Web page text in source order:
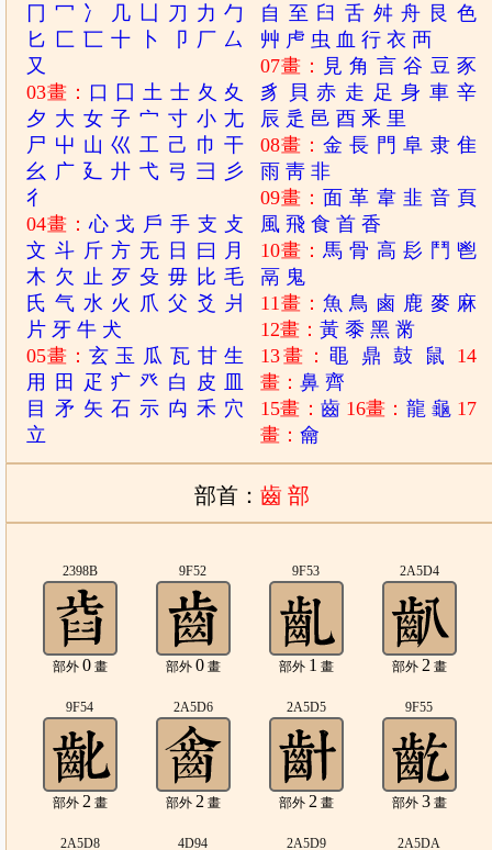
冂 冖 冫 几 刀 力 勹
匕 匚 匸 十 卜 卩 厂 厶
又
03畫： 口 囗 土 士 夂 夊
夕 大 女 子 宀 寸 小 尢
尸 屮 山 巛 工 己 巾 干
幺 广 廴 廾 弋 弓 彐 彡
彳
04畫：心 戈 戶 手 支 攴
文 斗 斤 方 无 日 曰
月
木 欠 止 歹 殳 毋 比 毛
氏 气 水 火 爪 父 爻 爿
片 牙 牛 犬
05畫： 玄 玉 瓜 瓦 甘 生
用
田 疋 疒 癶 白 皮 皿
目 矛 矢 石 示 禸 禾 穴
立
自 至 臼 舌 舛 舟 艮 色
艸 虍 虫 血 行 衣 襾
07畫： 見 角 言 谷 豆 豕
豸
貝 赤 走 足 身 車 辛
辰 辵 邑 酉 釆 里
08畫： 金 長 門 阜 隶 隹
雨 靑 非
09畫： 面 革 韋 韭 音 頁
風 飛 食 首 香
10畫： 馬 骨 高 髟 鬥 鬯
鬲 鬼
11畫： 魚 鳥 鹵 鹿 麥 麻
12畫：黃 黍 黑 黹
13畫：黽 鼎 鼓 鼠
14
畫：鼻 齊
15畫： 齒 16畫： 龍 龜 17
畫：龠
部首： 齒 部
2398B
部外 0畫
9F52
部外 0畫
9F53
部外 1 畫
2A5D4
部外 2 畫
9F54
部外 2 畫
2A5D6
部外 2 畫
2A5D5
部外 2 畫
9F55
部外 3畫
2A5D8 4D94 2A5D9 2A5DA